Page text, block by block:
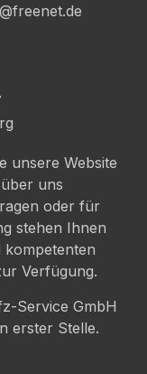
unsere Website
uns
oder für
stehen Ihnen
Verfügung.
Service GmbH
erster Stelle.